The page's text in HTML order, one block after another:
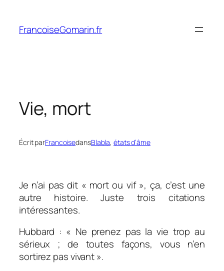
contenu
FrancoiseGomarin.fr
Vie, mort
Écrit parFrancoisedansBlabla, états d’âme
Je n’ai pas dit « mort ou vif », ça, c’est une
autre histoire. Juste trois citations
intéressantes.
Hubbard : « Ne prenez pas la vie trop au
sérieux ; de toutes façons, vous n’en
sortirez pas vivant ».